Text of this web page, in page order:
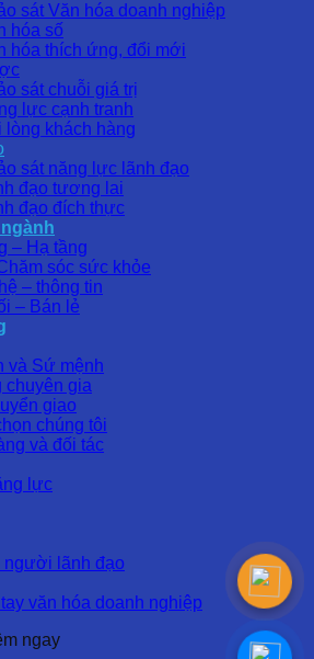
sát Văn hóa doanh nghiệp
hóa số
hóa thích ứng, đổi mới
sát chuỗi giá trị
lực cạnh tranh
lòng khách hàng
sát năng lực lãnh đạo
đạo tương lai
đạo đích thực
– Hạ tầng
sóc sức khỏe
– thông tin
– Bán lẻ
và Sứ mệnh
chuyên gia
giao
chúng tôi
và đối tác
lực
người lãnh đạo
văn hóa doanh nghiệp
ngay